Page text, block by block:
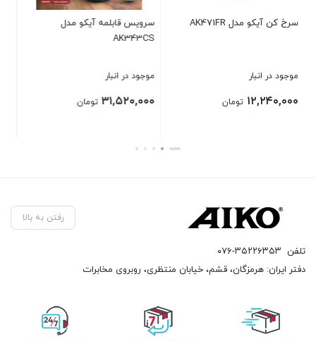
مدل
اتو (بخارگر) دستی آیکو مدل
۸,۹۶۰,۰۰۰
سرویس قابلمه آیکو مدل
۲۵,۴۴۰,۰۰۰
رفتن به بالا
تلفن ۰۷۶-۳۵۲۲۶۳۵۳
دفتر ایران: هرمزگان، قشم، خیابان منتظری، روبروی مخابرات